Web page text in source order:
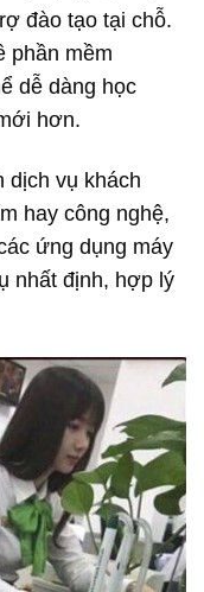
đào tạo tại chỗ.
phần mềm
dễ dàng học
hơn.
dịch vụ khách
hay công nghệ,
ứng dụng máy
nhất định, hợp lý